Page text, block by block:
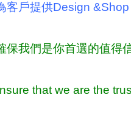
客戶提供Design
保我們是你首選的值得
that we are the